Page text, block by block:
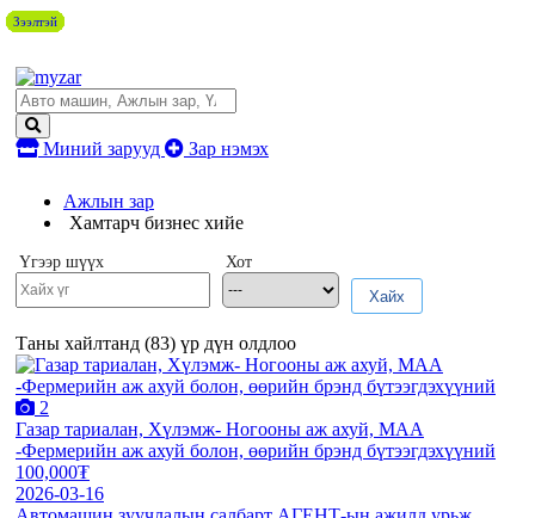
Миний зарууд Зар нэмэх
Ажлын зар
Хамтарч бизнес хийе
Үгээр шүүх
Хот
Хайх
Таны хайлтанд (83) үр дүн олдлоо
2
Газар тариалан, Хүлэмж- Ногооны аж ахуй, МАА
-Фермерийн аж ахуй болон, өөрийн брэнд бүтээгдэхүүний
100,000₮
2026-03-16
Зээлтэй
Зээлтэй
Зээлтэй
Зээлтэй
Зээлтэй
Зээлтэй
Зээлтэй
Зээлтэй
Зээлтэй
Зээлтэй
Зээлтэй
Зээлтэй
Зээлтэй